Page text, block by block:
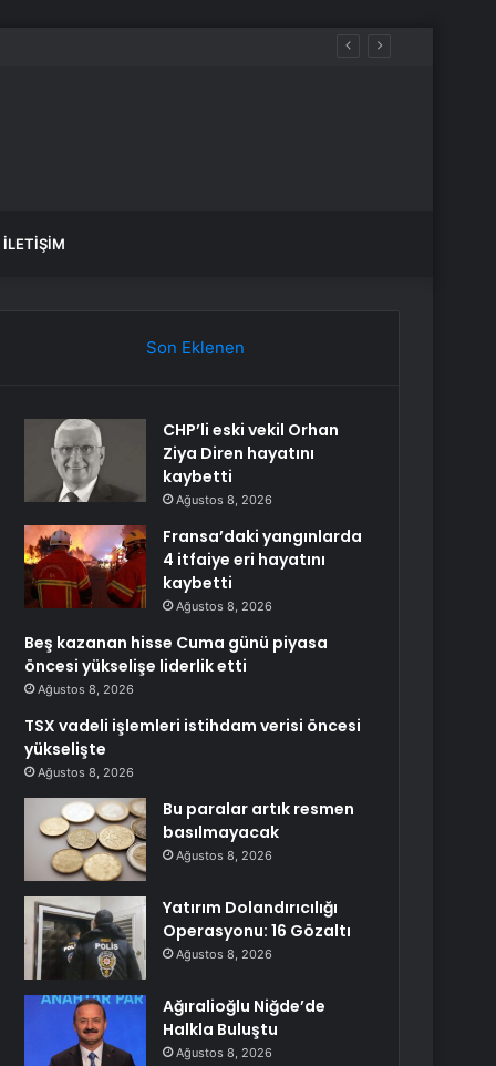
İLETIŞIM
Son Eklenen
CHP’li eski vekil Orhan
Ziya Diren hayatını
kaybetti
Ağustos 8, 2026
Fransa’daki yangınlarda
4 itfaiye eri hayatını
kaybetti
Ağustos 8, 2026
Beş kazanan hisse Cuma günü piyasa
öncesi yükselişe liderlik etti
Ağustos 8, 2026
TSX vadeli işlemleri istihdam verisi öncesi
yükselişte
Ağustos 8, 2026
Bu paralar artık resmen
basılmayacak
Ağustos 8, 2026
Yatırım Dolandırıcılığı
Operasyonu: 16 Gözaltı
Ağustos 8, 2026
Ağıralioğlu Niğde’de
Halkla Buluştu
Ağustos 8, 2026